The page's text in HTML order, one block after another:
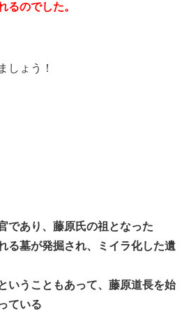
るのでした。
しょう！
であり、藤原氏の祖となった
る墓が発掘され、ミイラ化した遺
いうこともあって、藤原道長を始
ている